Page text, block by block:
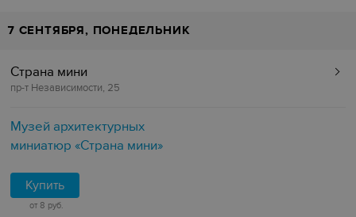
7 СЕНТЯБРЯ, ПОНЕДЕЛЬНИК
Страна мини
пр-т Независимости, 25
Музей архитектурных
миниатюр «Страна мини»
Купить
от 8 руб.